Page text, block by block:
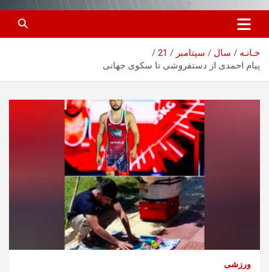
خـانـه سال سپتامبر
21
پیام احمدی از دستفروشی تا سکوی جهانی
ورزشی